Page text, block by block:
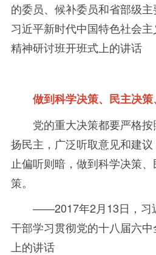
的委员、候补委员和省部级
习近平新时代中国特色社会
精神研讨班开班式上的讲话
做到科学决策、民主决
党的重大决策都要严格
扬民主，广泛听取意见和建
止偏听则暗，做到科学决策
策。
——2017年2月13日，习
干部学习贯彻党的十八届六
上的讲话